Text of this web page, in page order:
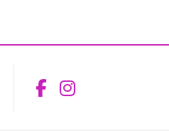
Aceder ao
Aceder ao